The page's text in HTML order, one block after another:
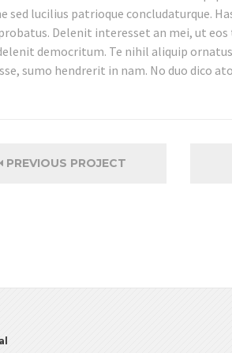
sed lucilius patrioque concludaturque.
Delenit interesset an mei, ut
democritum. Te nihil aliquip
sumo hendrerit in nam. No duo dico
PREVIOUS PROJECT